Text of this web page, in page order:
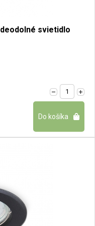
svietidlo